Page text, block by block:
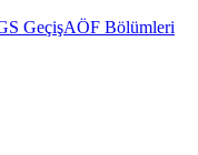
GeçişAÖF Bölümleri